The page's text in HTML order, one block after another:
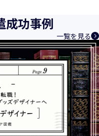
成功事例
一覧を見る